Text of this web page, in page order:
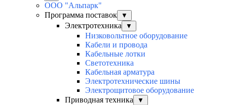
ООО "Альпарк"
Программа поставок
▼
Электротехника ▼
Низковольтное оборудование
Кабели и провода
Кабельные лотки
Светотехника
Кабельная арматура
Электротехнические шины
Электрощитовое оборудование
Приводная техника
▼